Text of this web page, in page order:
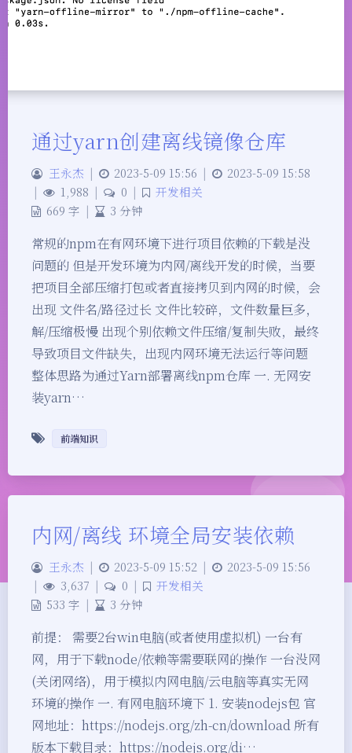
通过yarn创建离线镜像仓库
王永杰 | 2023-5-09 15:56 |
2023-5-09 15:58
|
1,988 | 0 |
开发相关
669 字 | 3 分钟
常规的npm在有网环境下进行项目依赖的下载是没
问题的 但是开发环境为内网/离线开发的时候，当要
把项目全部压缩打包或者直接拷贝到内网的时候，会
出现 文件名/路径过长 文件比较碎，文件数量巨多，
解/压缩极慢 出现个别依赖文件压缩/复制失败，最终
导致项目文件缺失，出现内网环境无法运行等问题
整体思路为通过Yarn部署离线npm仓库 一. 无网安
装yarn…
前端知识
内网/离线 环境全局安装依赖
王永杰 | 2023-5-09 15:52 |
2023-5-09 15:56
|
3,637 | 0 |
开发相关
533 字 | 3 分钟
前提： 需要2台win电脑(或者使用虚拟机) 一台有
网，用于下载node/依赖等需要联网的操作 一台没网
(关闭网络)，用于模拟内网电脑/云电脑等真实无网
环境的操作 一. 有网电脑环境下 1. 安装nodejs包 官
网地址：https://nodejs.org/zh-cn/download 所有
版本下载目录：https://nodejs.org/di…